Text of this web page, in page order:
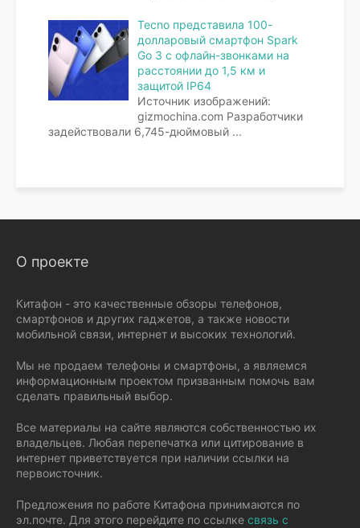
Tecno представила 100-
долларовый смартфон Spark
Go 3 с офлайн-звонками на
расстоянии до 1,5 км и
защитой IP64
Источник изображений:
gizmochina.com Разработчики
задействовали 6,745-дюймовый ...
О проекте
Китафон - это качественные обзоры телефонов,
смартфонов и других гаджетов, а также новости
мобильной связи, интернет и высоких технологий.
Мы не продаем телефоны и смартфоны, а являемся
информационным проектом призванным помочь вам
сделать правильный выбор.
Все материалы на сайте являются собственностью их
владельцев. Любая перепечатка или цитирование в
интернет приветствуется при наличии ссылки на
первоисточник.
Предложения по работе Китафона принимаются по
эл.почте. Для этого перейдите по ссылке связь с